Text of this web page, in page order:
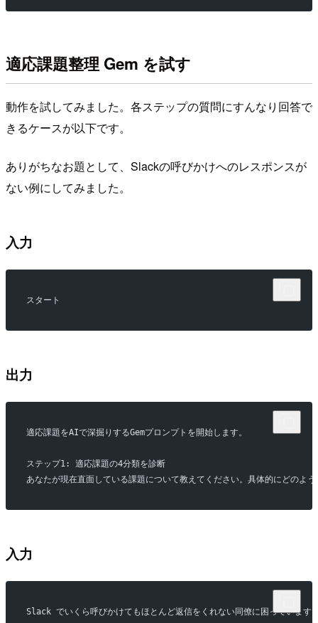
適応課題整理 Gem を試す
動作を試してみました。各ステップの質問にすんなり回答で
きるケースが以下です。
ありがちなお題として、Slackの呼びかけへのレスポンスが
ない例にしてみました。
入力
スタート
出力
適応課題をAIで深掘りするGemプロンプトを開始します。
ステップ1: 適応課題の4分類を診断
あなたが現在直面している課題について教えてください。具体的にどのよ
入力
Slack でいくら呼びかけてもほとんど返信をくれない同僚に困っています